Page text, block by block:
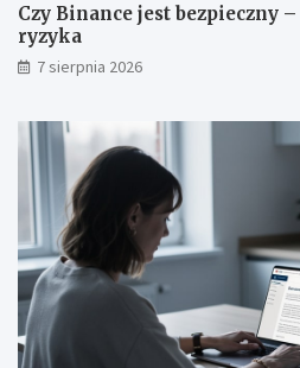
Czy Binance jest bezpieczny
ryzyka
7 sierpnia 2026